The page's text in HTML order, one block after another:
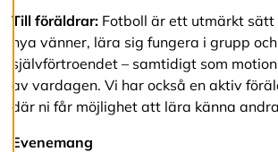
l
l
a
A
c
Till föräldrar:Fotboll är ett utmärkt sätt
nya vänner, lära sig fungera i grupp
självförtroendet – samtidigt som
av vardagen. Vi har också en aktiv
där ni får möjlighet att lära känna
Evenemang